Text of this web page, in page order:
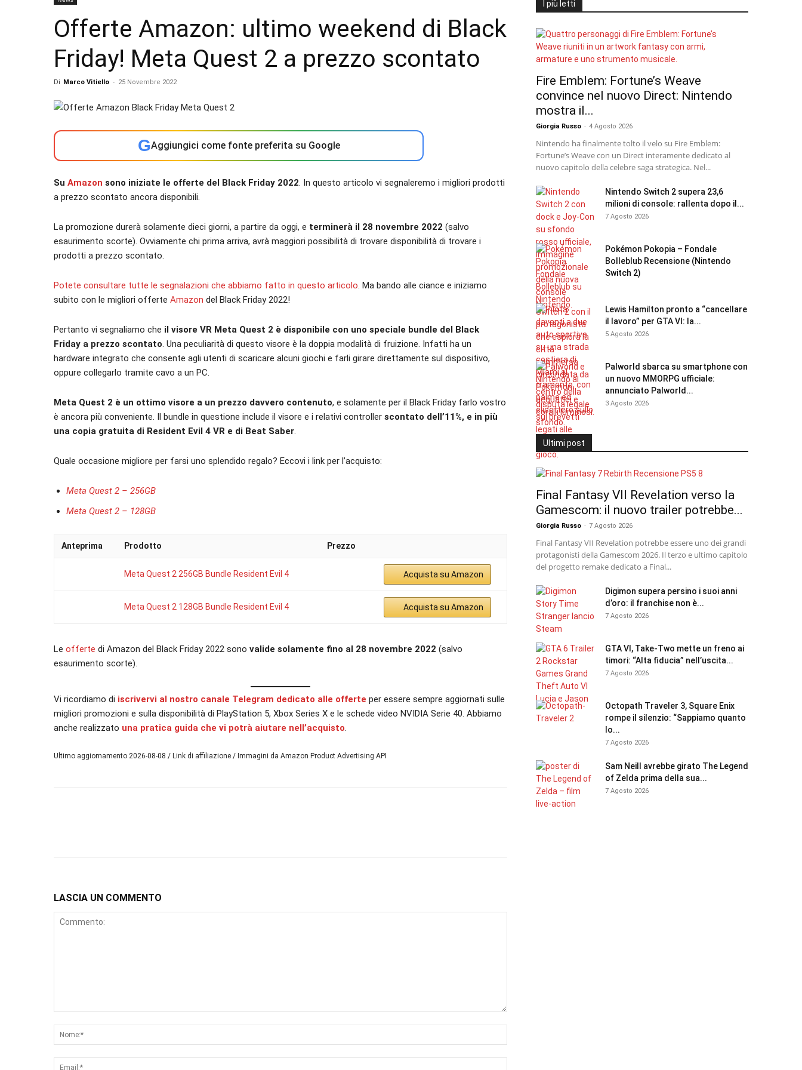
Offerte Amazon: ultimo weekend di Black
Friday! Meta Quest 2 a prezzo scontato
Di Marco Vitiello - 25 Novembre 2022
GAggiungici come fonte preferita su Google
Su Amazon sono iniziate le offerte del Black Friday 2022. In questo articolo vi segnaleremo i migliori prodotti
a prezzo scontato ancora disponibili.
La promozione durerà solamente dieci giorni, a partire da oggi, e terminerà il 28 novembre 2022 (salvo
esaurimento scorte). Ovviamente chi prima arriva, avrà maggiori possibilità di trovare disponibilità di trovare i
prodotti a prezzo scontato.
Potete consultare tutte le segnalazioni che abbiamo fatto in questo articolo. Ma bando alle ciance e iniziamo
subito con le migliori offerte Amazon del Black Friday 2022!
Pertanto vi segnaliamo che il visore VR Meta Quest 2 è disponibile con uno speciale bundle del Black
Friday a prezzo scontato. Una peculiarità di questo visore è la doppia modalità di fruizione. Infatti ha un
hardware integrato che consente agli utenti di scaricare alcuni giochi e farli girare direttamente sul dispositivo,
oppure collegarlo tramite cavo a un PC.
Meta Quest 2 è un ottimo visore a un prezzo davvero contenuto, e solamente per il Black Friday farlo vostro
è ancora più conveniente. Il bundle in questione include il visore e i relativi controller scontato dell’11%, e in più
una copia gratuita di Resident Evil 4 VR e di Beat Saber.
Quale occasione migliore per farsi uno splendido regalo? Eccovi i link per l’acquisto:
Meta Quest 2 – 256GB
Meta Quest 2 – 128GB
Anteprima Prodotto Prezzo
Meta Quest 2 256GB Bundle Resident Evil 4 Acquista su Amazon
Meta Quest 2 128GB Bundle Resident Evil 4 Acquista su Amazon
Le offerte di Amazon del Black Friday 2022 sono valide solamente fino al 28 novembre 2022 (salvo
esaurimento scorte).
Vi ricordiamo di iscrivervi al nostro canale Telegram dedicato alle offerte per essere sempre aggiornati sulle
migliori promozioni e sulla disponibilità di PlayStation 5, Xbox Series X e le schede video NVIDIA Serie 40. Abbiamo
anche realizzato una pratica guida che vi potrà aiutare nell’acquisto
Ultimo aggiornamento 2026-08-08 / Link di affiliazione / Immagini da Amazon Product Advertising API
LASCIA UN COMMENTO
I più letti
Fire Emblem: Fortune’s Weave
convince nel nuovo Direct: Nintendo
mostra il...
Giorgia Russo - 4 Agosto 2026
Nintendo ha finalmente tolto il velo su Fire Emblem:
Fortune’s Weave con un Direct interamente dedicato al
nuovo capitolo della celebre saga strategica. Nel...
Nintendo Switch 2 supera 23,6
milioni di console: rallenta dopo il...
7 Agosto 2026
Pokémon Pokopia – Fondale
Bolleblub Recensione (Nintendo
Switch 2)
Lewis Hamilton pronto a “cancellare
il lavoro” per GTA VI: la...
5 Agosto 2026
Palworld sbarca su smartphone con
un nuovo MMORPG ufficiale:
annunciato Palworld...
3 Agosto 2026
Ultimi post
Final Fantasy VII Revelation verso la
Gamescom: il nuovo trailer potrebbe...
Giorgia Russo - 7 Agosto 2026
Final Fantasy VII Revelation potrebbe essere uno dei grandi
protagonisti della Gamescom 2026. Il terzo e ultimo capitolo
del progetto remake dedicato a Final...
Digimon supera persino i suoi anni
d’oro: il franchise non è...
7 Agosto 2026
GTA VI, Take-Two mette un freno ai
timori: “Alta fiducia” nell’uscita...
7 Agosto 2026
Octopath Traveler 3, Square Enix
rompe il silenzio: “Sappiamo quanto
lo...
7 Agosto 2026
Sam Neill avrebbe girato The Legend
of Zelda prima della sua...
7 Agosto 2026